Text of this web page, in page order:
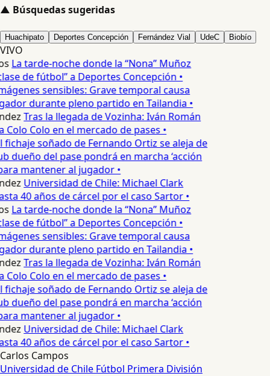
▲ Búsquedas sugeridas
Huachipato Deportes Concepción Fernández Vial UdeC Biobío
VIVO
La tarde-noche donde la “Nona” Muñoz
de fútbol” a Deportes Concepción •
sensibles: Grave temporal causa
durante pleno partido en Tailandia •
Tras la llegada de Vozinha: Iván Román
Colo en el mercado de pases •
fichaje soñado de Fernando Ortiz se aleja de
dueño del pase pondrá en marcha ‘acción
mantener al jugador •
Universidad de Chile: Michael Clark
40 años de cárcel por el caso Sartor •
La tarde-noche donde la “Nona” Muñoz
de fútbol” a Deportes Concepción •
sensibles: Grave temporal causa
durante pleno partido en Tailandia •
Tras la llegada de Vozinha: Iván Román
Colo en el mercado de pases •
fichaje soñado de Fernando Ortiz se aleja de
dueño del pase pondrá en marcha ‘acción
mantener al jugador •
Universidad de Chile: Michael Clark
40 años de cárcel por el caso Sartor •
Carlos Campos
Universidad de Chile Fútbol Primera División